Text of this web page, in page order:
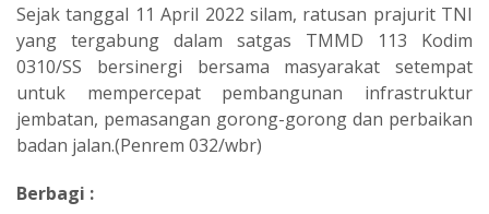
Sejak tanggal 11 April 2022 silam, ratusan prajurit TNI
yang tergabung dalam satgas TMMD 113 Kodim
0310/SS bersinergi bersama masyarakat setempat
untuk mempercepat pembangunan infrastruktur
jembatan, pemasangan gorong-gorong dan perbaikan
badan jalan.(Penrem 032/wbr)
Berbagi :